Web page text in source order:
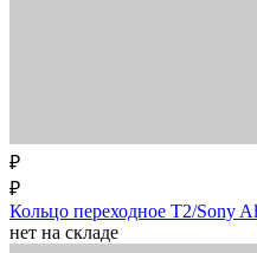
₽
₽
Кольцо переходное T2/Sony
нет на складе